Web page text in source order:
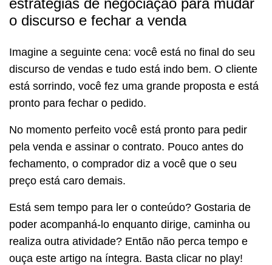
o discurso e fechar a venda
Imagine a seguinte cena: você está no final do seu
discurso de vendas e tudo está indo bem. O cliente
está sorrindo, você fez uma grande proposta e está
pronto para fechar o pedido.
No momento perfeito você está pronto para pedir
pela venda e assinar o contrato. Pouco antes do
fechamento, o comprador diz a você que o seu
preço está caro demais.
Está sem tempo para ler o conteúdo? Gostaria de
poder acompanhá-lo enquanto dirige, caminha ou
realiza outra atividade? Então não perca tempo e
ouça este artigo na íntegra. Basta clicar no play!